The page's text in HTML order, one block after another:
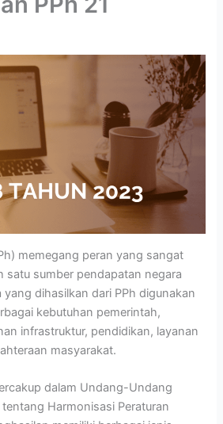
memegang peran yang sangat
satu sumber pendapatan negara
dihasilkan dari PPh digunakan
kebutuhan pemerintah,
infrastruktur, pendidikan, layanan
masyarakat.
dalam Undang-Undang
Harmonisasi Peraturan